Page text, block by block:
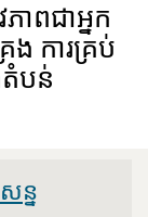
ាពជាអ្នក
រង ការគ្រប់
បន់
ន្ន